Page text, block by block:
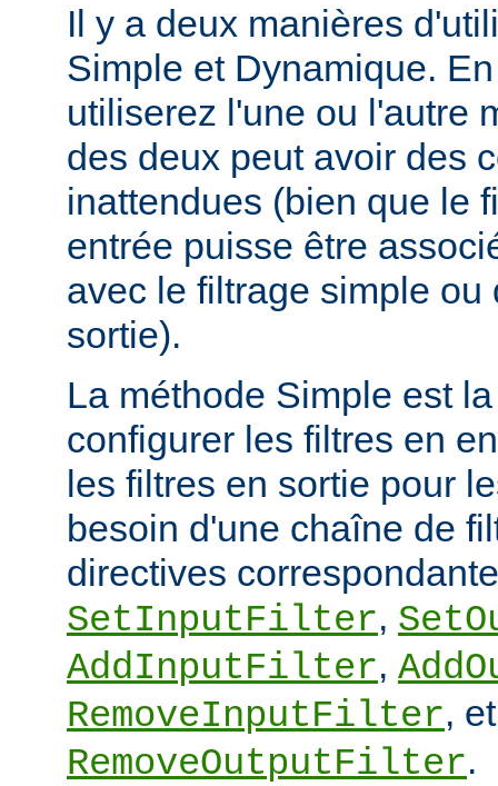
Il y a deux manières
Simple et Dynamique.
utiliserez l'une ou l'autre
des deux peut avoir des
inattendues (bien que le
entrée puisse être
avec le filtrage simple ou
sortie).
La méthode Simple est
configurer les filtres en
les filtres en sortie pour
besoin d'une chaîne de
directives
SetInputFilter,
AddInputFilter,
RemoveInputFilter, et
RemoveOutputFilter.